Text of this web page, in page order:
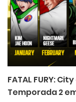
FATAL FURY:
Temporada 2